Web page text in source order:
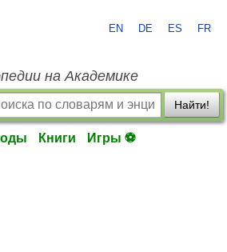
EN DE ES FR
на Академике
Найти!
Книги Игры ⚽